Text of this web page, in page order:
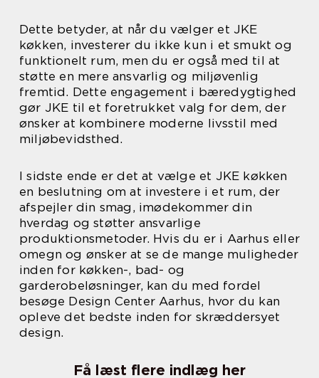
Dette betyder, at når du vælger et JKE
køkken, investerer du ikke kun i et smukt og
funktionelt rum, men du er også med til at
støtte en mere ansvarlig og miljøvenlig
fremtid. Dette engagement i bæredygtighed
gør JKE til et foretrukket valg for dem, der
ønsker at kombinere moderne livsstil med
miljøbevidsthed.
I sidste ende er det at vælge et JKE køkken
en beslutning om at investere i et rum, der
afspejler din smag, imødekommer din
hverdag og støtter ansvarlige
produktionsmetoder. Hvis du er i Aarhus eller
omegn og ønsker at se de mange muligheder
inden for køkken-, bad- og
garderobeløsninger, kan du med fordel
besøge Design Center Aarhus, hvor du kan
opleve det bedste inden for skræddersyet
design.
Få læst flere indlæg her